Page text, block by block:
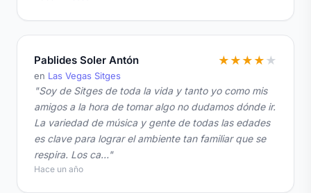
Pablides Soler Antón
en Las Vegas Sitges
★ ★ ★ ★ ★
"Soy de Sitges de toda la vida y tanto yo como mis
amigos a la hora de tomar algo no dudamos dónde ir.
La variedad de música y gente de todas las edades
es clave para lograr el ambiente tan familiar que se
respira. Los ca…"
Hace un año